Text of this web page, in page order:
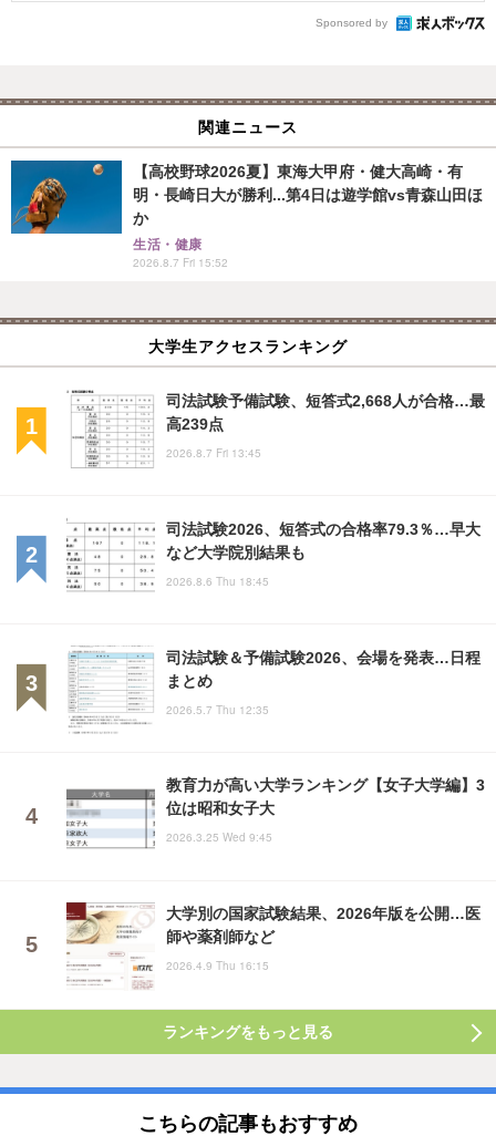
Sponsored by
関連ニュース
【高校野球2026夏】東海大甲府・健大高崎・有
明・長崎日大が勝利...第4日は遊学館vs青森山田ほ
か
生活・健康
2026.8.7 Fri 15:52
大学生アクセスランキング
司法試験予備試験、短答式2,668人が合格…最
高239点
2026.8.7 Fri 13:45
司法試験2026、短答式の合格率79.3％…早大
など大学院別結果も
2026.8.6 Thu 18:45
司法試験＆予備試験2026、会場を発表…日程
まとめ
2026.5.7 Thu 12:35
教育力が高い大学ランキング【女子大学編】3
位は昭和女子大
2026.3.25 Wed 9:45
大学別の国家試験結果、2026年版を公開…医
師や薬剤師など
2026.4.9 Thu 16:15
ランキングをもっと見る
こちらの記事もおすすめ